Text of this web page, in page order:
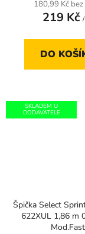
180,99 Kč bez
219 Kč
DO
SKLADEM U
DODAVATELE
Špička Select
622XUL 1,86 m
Mod.Fast